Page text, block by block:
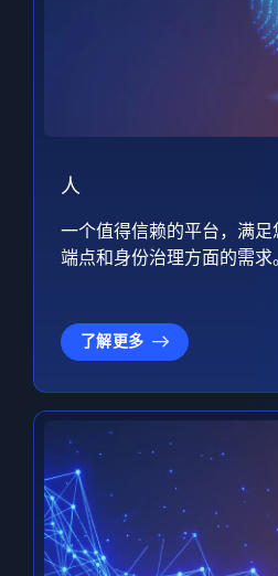
人
一个值得信赖的平台，满足
端点和身份治理方面的需求
了解更多